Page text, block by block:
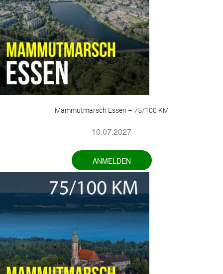
Mammutmarsch Essen – 75/100 KM
10.07.2027
ANMELDEN